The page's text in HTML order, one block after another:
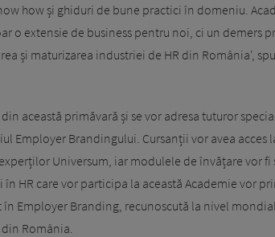
how și ghiduri de bune practici în domeniu.
o extensie de business pentru noi, ci un demers
și maturizarea industriei de HR din România',
această primăvară și se vor adresa tuturor
Employer Brandingului. Cursanții vor avea
Universum, iar modulele de învățare vor
HR care vor participa la această Academie vor
în Employer Branding, recunoscută la nivel
România.